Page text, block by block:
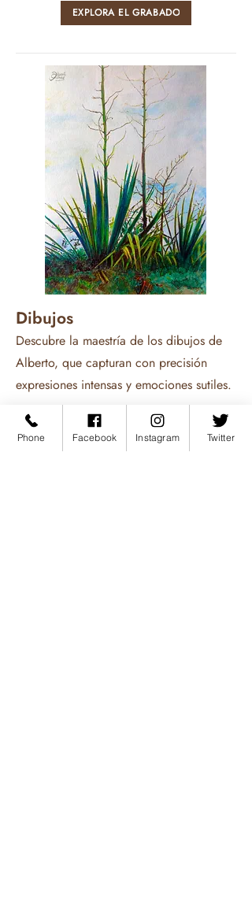
EXPLORA EL GRABADO
Dibujos
Descubre la maestría de los dibujos de
Alberto, que capturan con precisión
expresiones intensas y emociones sutiles.
EXPLORAR DIBUJOS
Phone Facebook Instagram Twitter